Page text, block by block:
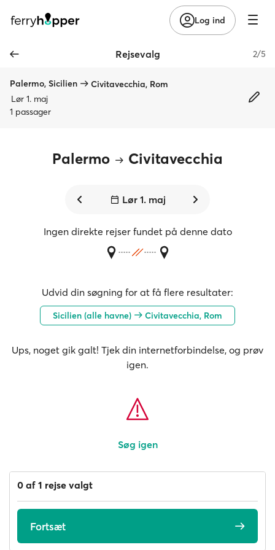
Log ind
Rejsevalg 2/5
Palermo, Sicilien
Civitavecchia, Rom
Lør 1. maj
1 passager
Palermo Civitavecchia
Lør 1. maj
Ingen direkte rejser fundet på denne dato
Udvid din søgning for at få flere resultater:
Sicilien (alle havne) Civitavecchia, Rom
Ups, noget gik galt! Tjek din internetforbindelse, og prøv
igen.
Søg igen
0 af 1 rejse valgt
Fortsæt